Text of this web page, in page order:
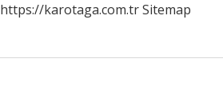
https://karotaga.com.trSitemap